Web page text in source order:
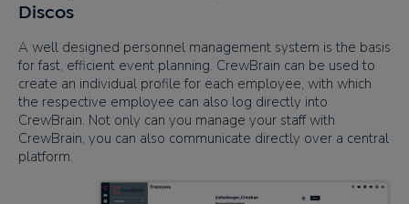
Discos
A well designed personnel management system is the basis
for fast, efficient event planning. CrewBrain can be used to
create an individual profile for each employee, with which
the respective employee can also log directly into
CrewBrain. Not only can you manage your staff with
CrewBrain, you can also communicate directly over a central
platform.